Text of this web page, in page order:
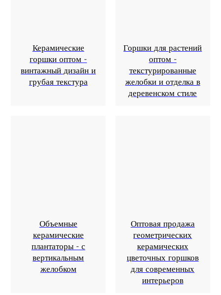
Керамические
горшки оптом -
винтажный дизайн и
грубая текстура
Горшки для растений
оптом -
текстурированные
желобки и отделка в
деревенском стиле
Объемные
керамические
плантаторы - с
вертикальным
желобком
Оптовая продажа
геометрических
керамических
цветочных горшков
для современных
интерьеров